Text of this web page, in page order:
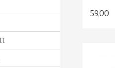
59,00